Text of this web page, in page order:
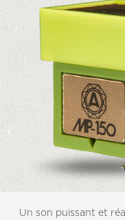
Un son puissant et